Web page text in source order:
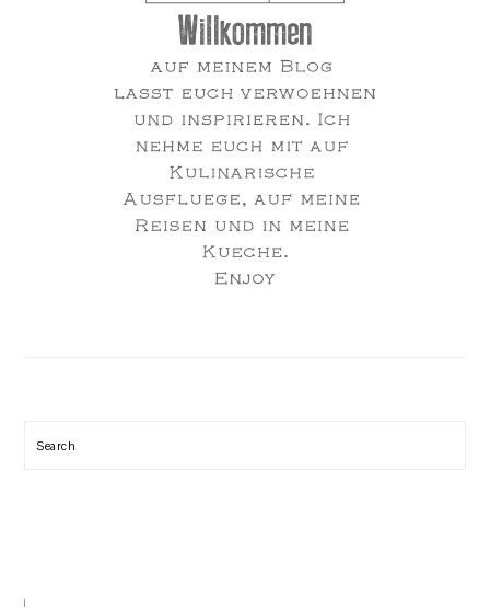
Search